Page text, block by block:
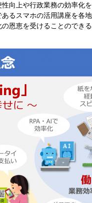
向上や行政業務の効率化を
るスマホの活用講座を各地
恩恵を受けることのできる